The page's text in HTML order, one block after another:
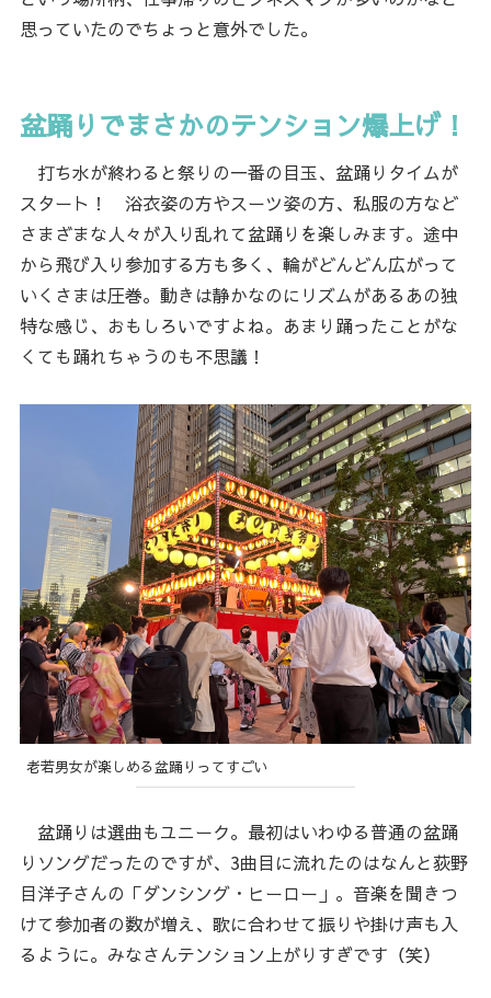
思っていたのでちょっと意外でした。
盆踊りでまさかのテンション爆上げ！
打ち水が終わると祭りの一番の目玉、盆踊りタイムが
スタート！ 浴衣姿の方やスーツ姿の方、私服の方など
さまざまな人々が入り乱れて盆踊りを楽しみます。途中
から飛び入り参加する方も多く、輪がどんどん広がって
いくさまは圧巻。動きは静かなのにリズムがあるあの独
特な感じ、おもしろいですよね。あまり踊ったことがな
くても踊れちゃうのも不思議！
老若男女が楽しめる盆踊りってすごい
盆踊りは選曲もユニーク。最初はいわゆる普通の盆踊
りソングだったのですが、3曲目に流れたのはなんと荻野
目洋子さんの「ダンシング・ヒーロー」。音楽を聞きつ
けて参加者の数が増え、歌に合わせて振りや掛け声も入
るように。みなさんテンション上がりすぎです（笑）